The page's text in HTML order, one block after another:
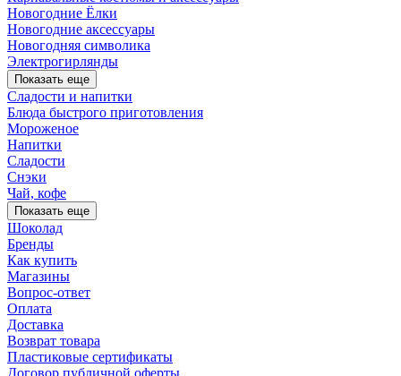
Новогодние Ёлки
Новогодние аксессуары
Новогодняя символика
Электрогирлянды
Показать еще
Сладости и напитки
Блюда быстрого приготовления
Мороженое
Напитки
Сладости
Снэки
Чай, кофе
Показать еще
Шоколад
Бренды
Как купить
Магазины
Вопрос-ответ
Оплата
Доставка
Возврат товара
Пластиковые сертификаты
Договор публичной оферты